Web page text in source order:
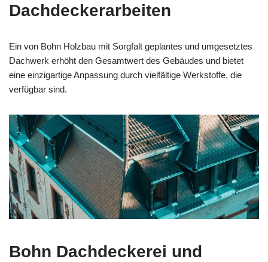
Dachdeckerarbeiten
Ein von Bohn Holzbau mit Sorgfalt geplantes und umgesetztes
Dachwerk erhöht den Gesamtwert des Gebäudes und bietet
eine einzigartige Anpassung durch vielfältige Werkstoffe, die
verfügbar sind.
Bohn Dachdeckerei und